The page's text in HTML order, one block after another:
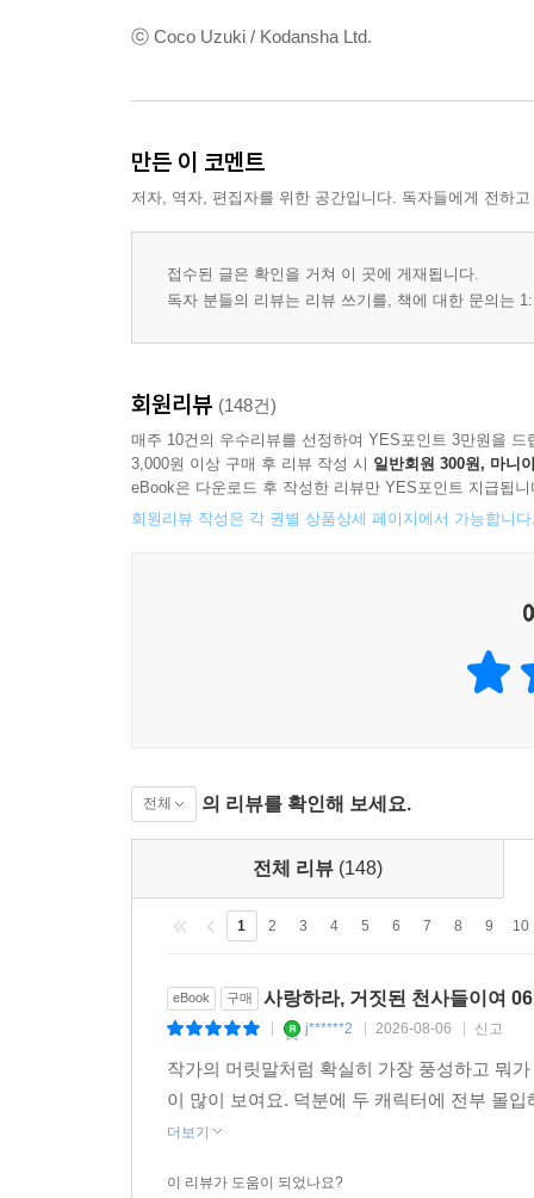
ⓒ Coco Uzuki / Kodansha Ltd.
만든 이 코멘트
저자, 역자, 편집자를 위한 공간입니다. 독자들에게 전하
접수된 글은 확인을 거쳐 이 곳에 게재됩니다.
독자 분들의 리뷰는 리뷰 쓰기를, 책에 대한 문의는
회원리뷰 (148건)
매주 10건의 우수리뷰를 선정하여 YES포인트 3만원을 드
3,000원 이상 구매 후 리뷰 작성 시 일반회원 300원, 마니
eBook은 다운로드 후 작성한 리뷰만 YES포인트 지급됩니
회원리뷰 작성은 각 권별 상품상세 페이지에서 가능합니
전체 의 리뷰를 확인해 보세요.
전체 리뷰 (148)
1 2 3 4 5 6 7 8 9 10
eBook 구매 사랑하라, 거짓된 천사들이여
j******2 2026-08-06 신고
작가의 머릿말처럼 확실히 가장 풍성하고 뭐
이 많이 보여요. 덕분에 두 캐릭터에 전부 몰
더보기
이 리뷰가 도움이 되었나요?